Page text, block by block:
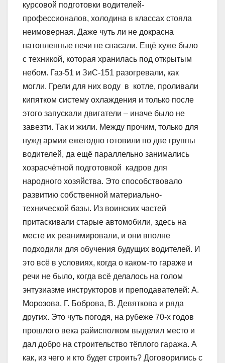
курсовой подготовки водителей-
профессионалов, холодина в классах стояла
неимоверная. Даже чуть ли не докрасна
натопленные печи не спасали. Ещё хуже было
с техникой, которая хранилась под открытым
небом. Газ-51 и ЗиС-151 разогревали, как
могли. Грели для них воду в котле, проливали
кипятком систему охлаждения и только после
этого запускали двигатели – иначе было не
завезти. Так и жили. Между прочим, только для
нужд армии ежегодно готовили по две группы
водителей, да ещё параллельно занимались
хозрасчётной подготовкой кадров для
народного хозяйства. Это способствовало
развитию собственной материально-
технической базы. Из воинских частей
притаскивали старые автомобили, здесь на
месте их реанимировали, и они вполне
подходили для обучения будущих водителей. И
это всё в условиях, когда о каком-то гараже и
речи не было, когда всё делалось на голом
энтузиазме инструкторов и преподавателей: А.
Морозова, Г. Боброва, В. Девяткова и ряда
других. Это чуть погодя, на рубеже 70-х годов
прошлого века райисполком выделил место и
дал добро на строительство тёплого гаража. А
как, из чего и кто будет строить? Договорились с